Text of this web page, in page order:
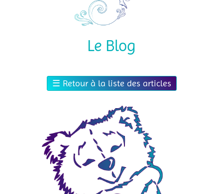
Le Blog
☰ Retour à la liste des articles